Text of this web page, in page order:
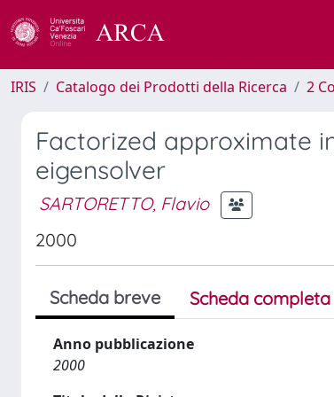
IRIS Catalogo dei Prodotti della Ricerca 2
Factorized approximate
eigensolver
SARTORETTO, Flavio
2000
Scheda breve Scheda completa
Anno pubblicazione
2000